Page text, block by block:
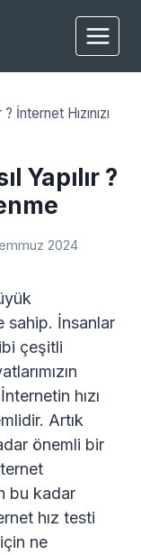
İnternet Hızınızı
Yapılır ?
2024
sahip. İnsanlar
çeşitli
hızı
Artık
önemli bir
bu kadar
hız testi
ne